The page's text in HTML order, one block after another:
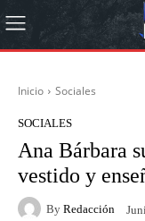
Inicio Sociales
SOCIALES
Ana Bárbara
vestido y
By Redacción